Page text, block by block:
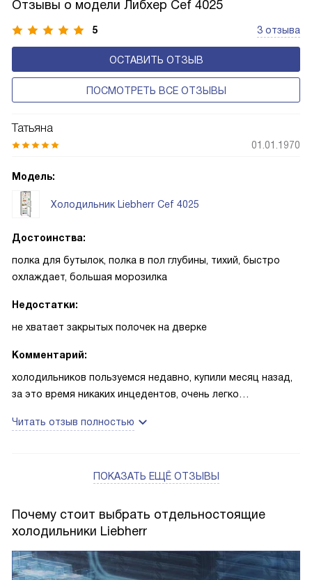
с панелью, выполняющей функцию «сухой стенки». Такие
устройства обеспечивают более комфортную
эксплуатацию и чаще всего оснащены нулевой зоной
свежести BioFresh 0°C. Они встречаются в сериях Plus,
Prime и Peak.
Отзывы о модели Либхер Cef 4025
5 3 отзыва
ОСТАВИТЬ ОТЗЫВ
ПОСМОТРЕТЬ ВСЕ ОТЗЫВЫ
Татьяна
01.01.1970
Модель:
Холодильник Liebherr Cef 4025
Достоинства:
полка для бутылок, полка в пол глубины, тихий, быстро
охлаждает, большая морозилка
Недостатки:
не хватает закрытых полочек на дверке
Комментарий:
холодильников пользуемся недавно, купили месяц назад,
за это время никаких инцедентов, очень легко
полочка для бутолок, ручка с толкателем необычно и
Читать отзыв полностью
ПОКАЗАТЬ ЕЩЁ ОТЗЫВЫ
Почему стоит выбрать отдельностоящие
холодильники Liebherr